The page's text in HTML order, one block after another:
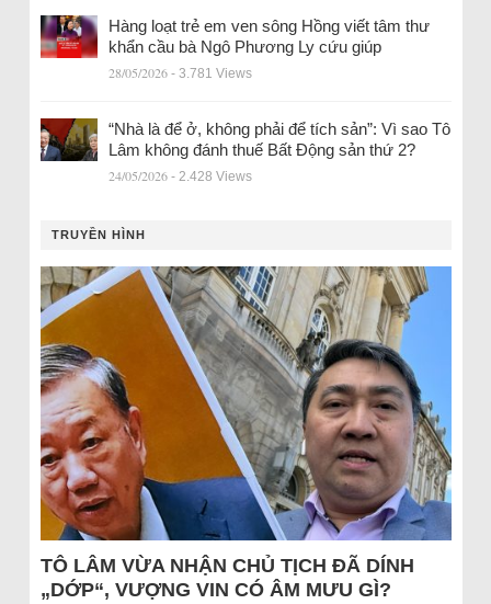
Hàng loạt trẻ em ven sông Hồng viết tâm thư
khẩn cầu bà Ngô Phương Ly cứu giúp
28/05/2026 - 3.781 Views
“Nhà là để ở, không phải để tích sản”: Vì sao Tô
Lâm không đánh thuế Bất Động sản thứ 2?
24/05/2026 - 2.428 Views
TRUYỀN HÌNH
TÔ LÂM VỪA NHẬN CHỦ TỊCH ĐÃ DÍNH
„DỚP“, VƯỢNG VIN CÓ ÂM MƯU GÌ?